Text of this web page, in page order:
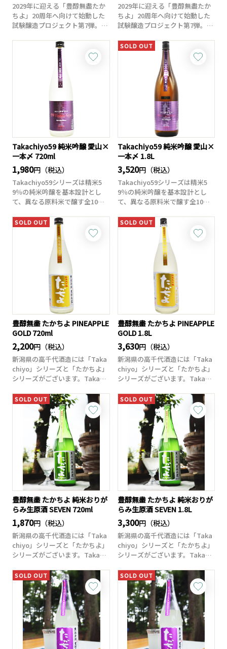
2029年に迎える「豊醇無盡たか
ちよ」20周年へ向けて始動した
試験醸造プロジェクト第7弾。未
2029年に迎える「豊醇無盡たか
ちよ」20周年へ向けて始動した
試験醸造プロジェクト第7弾。未
Takachiyo59 純米吟醸 愛山×
一本〆 720ml
1,980円（税込）
Takachiyo59シリーズは精米5
9％の純米吟醸を基本設計とし
て、異なる原料米で醸す全10シ
SOLD OUT
Takachiyo59 純米吟醸 愛山×
一本〆 1.8L
3,520円（税込）
Takachiyo59シリーズは精米5
9％の純米吟醸を基本設計とし
て、異なる原料米で醸す全10シ
SOLD OUT
豊醇無盡 たかちよ PINEAPPLE
GOLD 720ml
2,200円（税込）
新潟県の高千代酒造には「Taka
chiyo」シリーズと「たかちよ」
シリーズがございます。Takac
SOLD OUT
豊醇無盡 たかちよ PINEAPPLE
GOLD 1.8L
3,630円（税込）
新潟県の高千代酒造には「Taka
chiyo」シリーズと「たかちよ」
シリーズがございます。Takac
SOLD OUT
豊醇無盡 たかちよ 純米おりが
らみ生原酒 SEVEN 720ml
1,870円（税込）
新潟県の高千代酒造には「Taka
chiyo」シリーズと「たかちよ」
シリーズがございます。Takac
SOLD OUT
豊醇無盡 たかちよ 純米おりが
らみ生原酒 SEVEN 1.8L
3,300円（税込）
新潟県の高千代酒造には「Taka
chiyo」シリーズと「たかちよ」
シリーズがございます。Takac
SOLD OUT SOLD OUT